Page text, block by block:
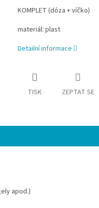
KOMPLET (dóza + víčko)
materiál: plast
Detailní informace
TISK ZEPTAT SE
apod.)